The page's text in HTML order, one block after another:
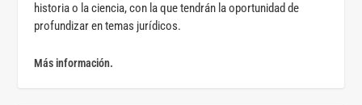
historia o la ciencia, con la que tendrán la oportunidad de
profundizar en temas jurídicos.
Más información.